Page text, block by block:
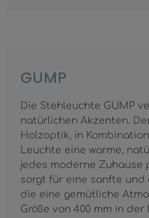
GUMP
Die Stehleuchte GUMP
natürlichen Akzenten.
Holzoptik, in
Leuchte eine warme,
jedes moderne Zuhause
sorgt für eine sanfte und
die eine gemütliche
Größe von 400 mm in